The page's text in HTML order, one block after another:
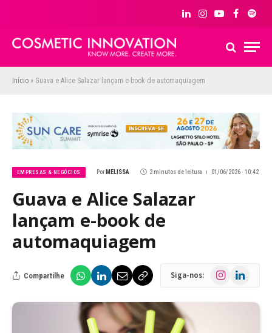
LinkedInInstagram
YouTubeFacebook
Início » Guava e Alice Salazar lançam e-book de automaquiagem
EMPRESAS & NEGÓCIOS Por MELISSA 2 minutos de leitura 01/06/2026 · 10:42
Guava e Alice Salazar
lançam e-book de
automaquiagem
Compartilhe Siga-nos: InstagramLinkedIn